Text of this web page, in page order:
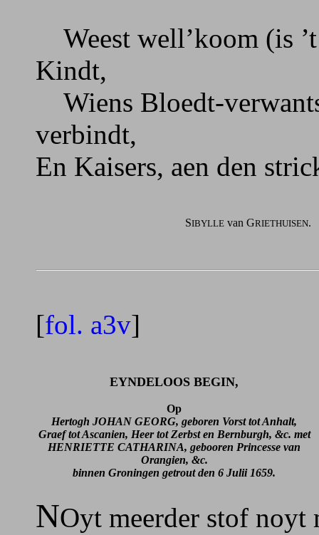
Weest well’koom (is
Kindt,
Wiens Bloedt-
verbindt,
En Kaisers, aen den
SIBYLLE van GRIETHUISEN.
[fol. a3v]
EYNDELOOS BEGIN,
Op
Hertogh JOHAN GEORG, geboren Vorst tot Anhalt,
Graef tot Ascanien, Heer tot Zerbst en Bernburgh, &c. met
HENRIETTE CATHARINA, gebooren Princesse van
Orangien, &c.
binnen Groningen getrout den 6 Julii 1659.
NOyt meerder stof